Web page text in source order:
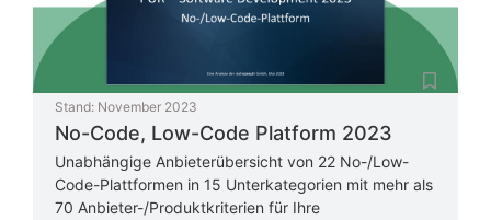
Stand: November 2023
No-Code, Low-Code Platform 2023
Unabhängige Anbieterübersicht von 22 No-/Low-
Code-Plattformen in 15 Unterkategorien mit mehr als
70 Anbieter-/Produktkriterien für Ihre